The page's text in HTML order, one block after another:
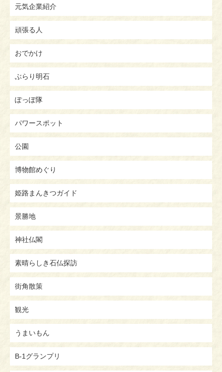
元気企業紹介
頑張る人
おでかけ
ぶらり明石
ぽっぽ隊
パワースポット
公園
博物館めぐり
姫路まんきつガイド
景勝地
神社仏閣
素晴らしき石仏探訪
街角散策
観光
うまいもん
B-1グランプリ